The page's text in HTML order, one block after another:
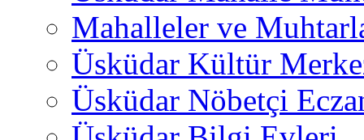
Mahalleler ve
Üsküdar Kültür
Üsküdar Nöbetçi